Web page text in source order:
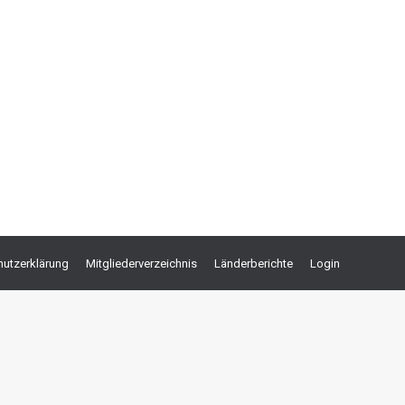
Mitgliederverzeichnis Länderberichte Login